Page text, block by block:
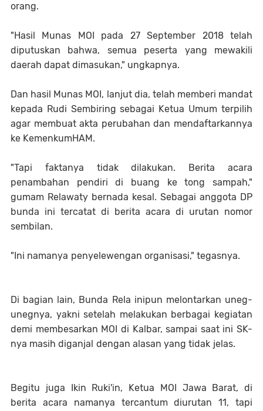
orang.
"Hasil Munas MOI pada 27 September 2018 telah
diputuskan bahwa, semua peserta yang mewakili
daerah dapat dimasukan," ungkapnya.
Dan hasil Munas MOI, lanjut dia, telah memberi mandat
kepada Rudi Sembiring sebagai Ketua Umum terpilih
agar membuat akta perubahan dan mendaftarkannya
ke KemenkumHAM.
"Tapi faktanya tidak dilakukan. Berita acara
penambahan pendiri di buang ke tong sampah,"
gumam Relawaty bernada kesal. Sebagai anggota DP
bunda ini tercatat di berita acara di urutan nomor
sembilan.
"Ini namanya penyelewengan organisasi," tegasnya.
Di bagian lain, Bunda Rela inipun melontarkan uneg-
unegnya, yakni setelah melakukan berbagai kegiatan
demi membesarkan MOI di Kalbar, sampai saat ini SK-
nya masih diganjal dengan alasan yang tidak jelas.
Begitu juga Ikin Ruki'in, Ketua MOI Jawa Barat, di
berita acara namanya tercantum diurutan 11, tapi